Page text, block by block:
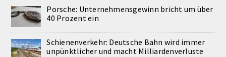
Porsche: Unternehmensgewinn bricht um über
40 Prozent ein
Schienenverkehr: Deutsche Bahn wird immer
unpünktlicher und macht Milliardenverluste